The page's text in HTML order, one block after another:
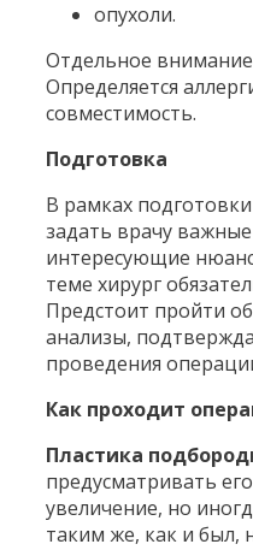
опухоли.
Отдельное внимание
Определяется
совместимость.
Подготовка
В рамках
задать врачу
интересующие
теме хирург
Предстоит пройти
анализы,
проведения
Как проходит
Пластика
предусматривать
увеличение, но
таким же, как и был,